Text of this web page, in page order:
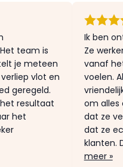
team is
je meteen
vlot en
geregeld.
resultaat
het
Ik ben
Ze
vanaf
voelen.
om alles
dat ze
dat ze
klanten.
meer »